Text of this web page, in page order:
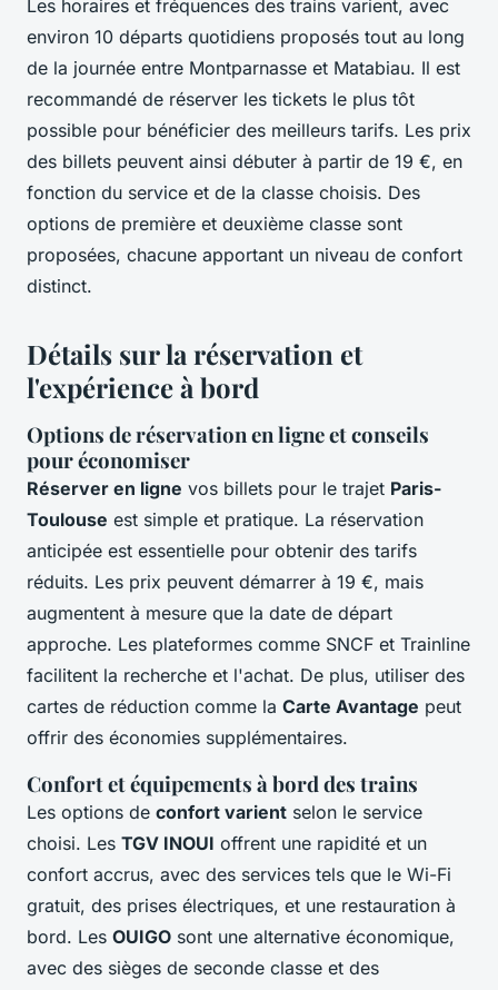
Les horaires et fréquences des trains varient, avec
environ 10 départs quotidiens proposés tout au long
de la journée entre Montparnasse et Matabiau. Il est
recommandé de réserver les tickets le plus tôt
possible pour bénéficier des meilleurs tarifs. Les prix
des billets peuvent ainsi débuter à partir de 19 €, en
fonction du service et de la classe choisis. Des
options de première et deuxième classe sont
proposées, chacune apportant un niveau de confort
distinct.
Détails sur la réservation et
l'expérience à bord
Options de réservation en ligne et conseils
pour économiser
Réserver en ligne vos billets pour le trajet Paris-
Toulouse est simple et pratique. La réservation
anticipée est essentielle pour obtenir des tarifs
réduits. Les prix peuvent démarrer à 19 €, mais
augmentent à mesure que la date de départ
approche. Les plateformes comme SNCF et Trainline
facilitent la recherche et l'achat. De plus, utiliser des
cartes de réduction comme la Carte Avantage peut
offrir des économies supplémentaires.
Confort et équipements à bord des trains
Les options de confort varient selon le service
choisi. Les TGV INOUI offrent une rapidité et un
confort accrus, avec des services tels que le Wi-Fi
gratuit, des prises électriques, et une restauration à
bord. Les OUIGO sont une alternative économique,
avec des sièges de seconde classe et des